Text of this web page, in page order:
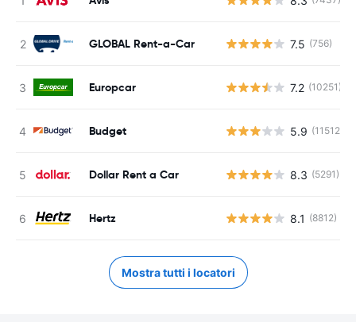
GLOBAL Rent-a-Car 7.5 (756)
Europcar 7.2 (10251)
Budget 5.9 (11512)
Dollar Rent a Car 8.3 (5291)
Hertz 8.1 (8812)
Mostra tutti i locatori